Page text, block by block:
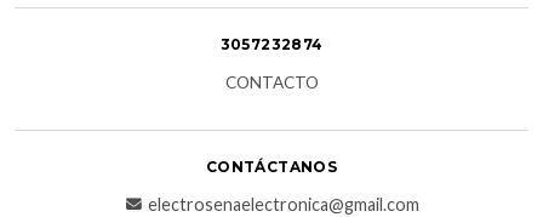
3057232874
CONTACTO
CONTÁCTANOS
electrosenaelectronica@gmail.com